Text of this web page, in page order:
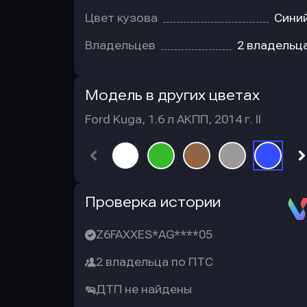
Цвет кузова
Владельцев 2
Модель в других цветах
Ford Kuga, 1.6 л АКПП, 2014 г. II
Проверка истории
Z6FAXXES*AG****05
2 владельца по ПТС
ДТП не найдены